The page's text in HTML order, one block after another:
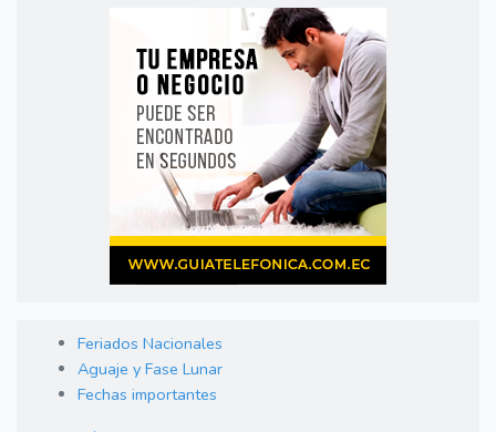
Feriados Nacionales
Aguaje y Fase Lunar
Fechas importantes